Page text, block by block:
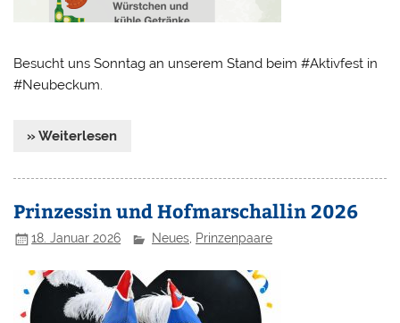
Besucht uns Sonntag an unserem Stand beim #Aktivfest in
#Neubeckum.
» Weiterlesen
Prinzessin und Hofmarschallin 2026
18. Januar 2026 Neues, Prinzenpaare